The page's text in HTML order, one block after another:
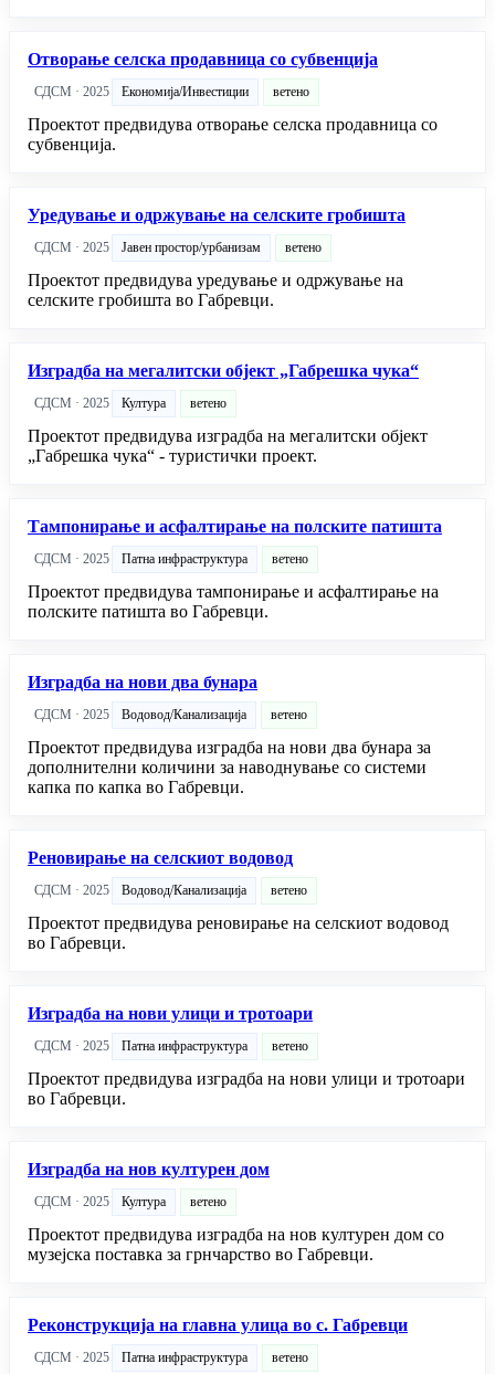
Отворање селска продавница со субвенција
СДСМ · 2025 Економија/Инвестиции ветено
Проектот предвидува отворање селска продавница со
субвенција.
Уредување и одржување на селските гробишта
СДСМ · 2025 Јавен простор/урбанизам ветено
Проектот предвидува уредување и одржување на
селските гробишта во Габревци.
Изградба на мегалитски објект „Габрешка чука“
СДСМ · 2025 Култура ветено
Проектот предвидува изградба на мегалитски објект
„Габрешка чука“ - туристички проект.
Тампонирање и асфалтирање на полските патишта
СДСМ · 2025 Патна инфраструктура ветено
Проектот предвидува тампонирање и асфалтирање на
полските патишта во Габревци.
Изградба на нови два бунара
СДСМ · 2025 Водовод/Канализација ветено
Проектот предвидува изградба на нови два бунара за
дополнителни количини за наводнување со системи
капка по капка во Габревци.
Реновирање на селскиот водовод
СДСМ · 2025 Водовод/Канализација ветено
Проектот предвидува реновирање на селскиот водовод
во Габревци.
Изградба на нови улици и тротоари
СДСМ · 2025 Патна инфраструктура ветено
Проектот предвидува изградба на нови улици и тротоари
во Габревци.
Изградба на нов културен дом
СДСМ · 2025 Култура ветено
Проектот предвидува изградба на нов културен дом со
музејска поставка за грнчарство во Габревци.
Реконструкција на главна улица во с. Габревци
СДСМ · 2025 Патна инфраструктура ветено